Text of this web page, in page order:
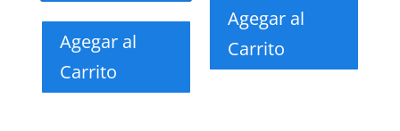
Agegar al
Carrito
Agegar al
Carrito